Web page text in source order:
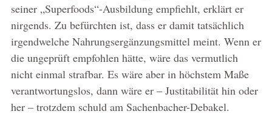
seiner „Superfoods“-Ausbildung empfiehlt, erklärt er
nirgends. Zu befürchten ist, dass er damit tatsächlich
irgendwelche Nahrungsergänzungsmittel meint. Wenn er
die ungeprüft empfohlen hätte, wäre das vermutlich
nicht einmal strafbar. Es wäre aber in höchstem Maße
verantwortungslos, dann wäre er – Justitabilität hin oder
her – trotzdem schuld am Sachenbacher-Debakel.